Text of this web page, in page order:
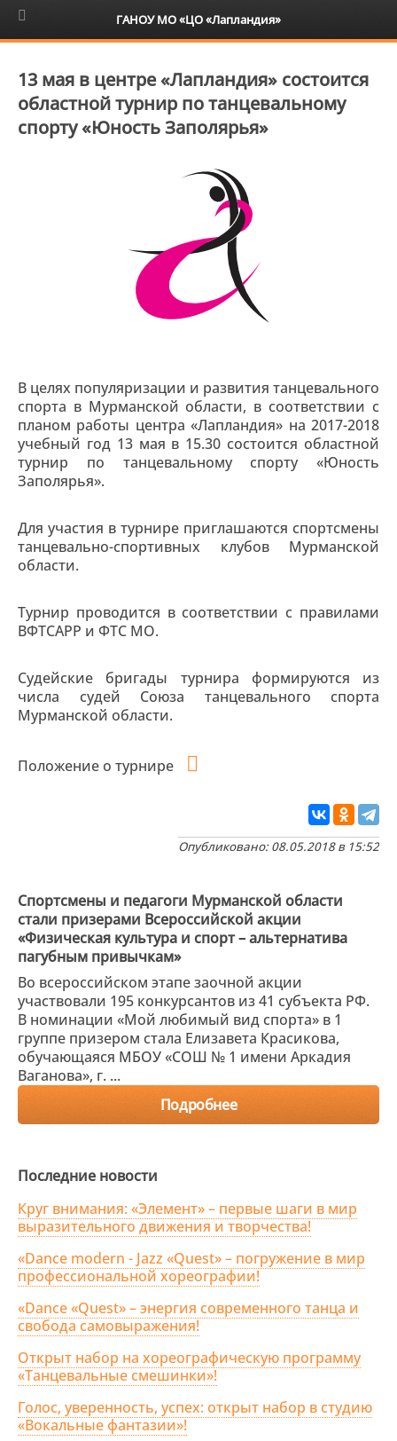
6+
13 мая в центре «Лапландия» состоится
областной турнир по танцевальному
спорту «Юность Заполярья»
В целях популяризации и развития танцевального
спорта в Мурманской области, в соответствии с
планом работы центра «Лапландия» на 2017-2018
учебный год 13 мая в 15.30 состоится областной
турнир по танцевальному спорту «Юность
Заполярья».
Для участия в турнире приглашаются спортсмены
танцевально-спортивных клубов Мурманской
области.
Турнир проводится в соответствии с правилами
ВФТСАРР и ФТС МО.
Судейские бригады турнира формируются из
числа судей Союза танцевального спорта
Мурманской области.
Положение о турнире
Опубликовано: 08.05.2018 в 15:52
Спортсмены и педагоги Мурманской области
стали призерами Всероссийской акции
«Физическая культура и спорт – альтернатива
пагубным привычкам»
Во всероссийском этапе заочной акции
участвовали 195 конкурсантов из 41 субъекта РФ.
В номинации «Мой любимый вид спорта» в 1
группе призером стала Елизавета Красикова,
обучающаяся МБОУ «СОШ № 1 имени Аркадия
Ваганова», г. ...
Подробнее
Последние новости
Круг внимания: «Элемент» – первые шаги в мир
выразительного движения и творчества!
«Dance modern - Jazz «Quest» – погружение в мир
профессиональной хореографии!
«Dance «Quest» – энергия современного танца и
свобода самовыражения!
Открыт набор на хореографическую программу
«Танцевальные смешинки»!
Голос, уверенность, успех: открыт набор в студию
«Вокальные фантазии»!
ГАНОУ МО «ЦО «Лапландия»